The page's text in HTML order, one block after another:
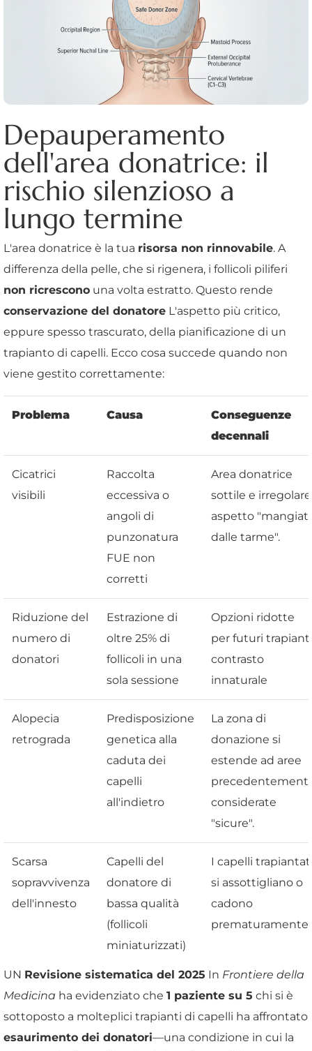
Depauperamento
dell'area donatrice: il
rischio silenzioso a
lungo termine
L'area donatrice è la tua risorsa non rinnovabile. A
differenza della pelle, che si rigenera, i follicoli piliferi
non ricrescono una volta estratto. Questo rende
conservazione del donatore L'aspetto più critico,
eppure spesso trascurato, della pianificazione di un
trapianto di capelli. Ecco cosa succede quando non
viene gestito correttamente:
Problema Causa
Conseguenze
decennali
Cicatrici
visibili
Raccolta
eccessiva o
angoli di
punzonatura
FUE non
corretti
Area donatrice
sottile e
aspetto
dalle tarme".
Riduzione del
numero di
donatori
Estrazione di
oltre 25% di
follicoli in una
sola sessione
Opzioni ridotte
per futuri
contrasto
innaturale
Alopecia
retrograda
Predisposizione
genetica alla
caduta dei
capelli
all'indietro
La zona di
donazione si
estende ad aree
considerate
"sicure".
Scarsa
sopravvivenza
dell'innesto
Capelli del
donatore di
bassa qualità
(follicoli
miniaturizzati)
I capelli
si assottigliano o
cadono
prematuramente
UN Revisione sistematica del 2025 In Frontiere della
Medicina ha evidenziato che 1 paziente su 5 chi si è
sottoposto a molteplici trapianti di capelli ha affrontato
esaurimento dei donatori—una condizione in cui la